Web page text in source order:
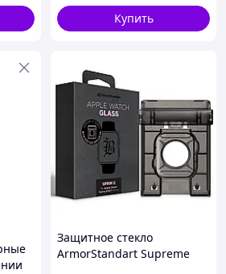
Купить
Защитное стекло
ArmorStandart Supreme